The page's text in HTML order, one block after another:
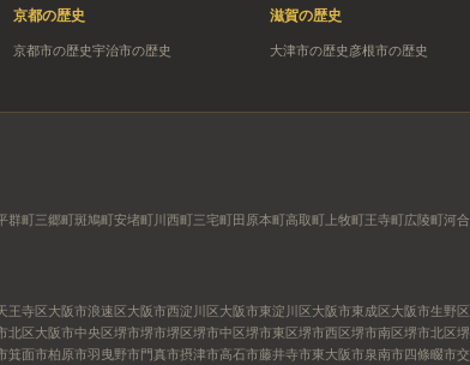
京都の歴史
京都市の歴史宇治市の歴史
滋賀の歴史
大津市の歴史 彦根市の歴史
群町三郷町斑鳩町安堵町川西町三宅町田原本町高取町 上牧町王寺町広陵町河
王寺区大阪市浪速区大阪市西淀川区大阪市東淀川区大阪市東成区大阪市生野区
北区大阪市中央区堺市堺市堺区堺市中区堺市東区堺市西区堺市南区堺市北区
箕面市柏原市羽曳野市門真市摂津市高石市藤井寺市東大阪市泉南市四條畷市